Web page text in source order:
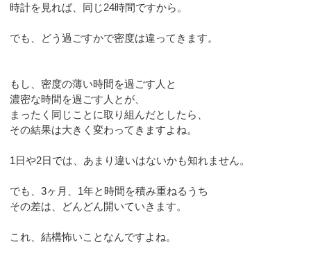
時計を見れば、同じ24時間ですから。
でも、どう過ごすかで密度は違ってきます。
もし、密度の薄い時間を過ごす人と
濃密な時間を過ごす人とが、
まったく同じことに取り組んだとしたら、
その結果は大きく変わってきますよね。
1日や2日では、あまり違いはないかも知れません。
でも、3ヶ月、1年と時間を積み重ねるうち
その差は、どんどん開いていきます。
これ、結構怖いことなんですよね。